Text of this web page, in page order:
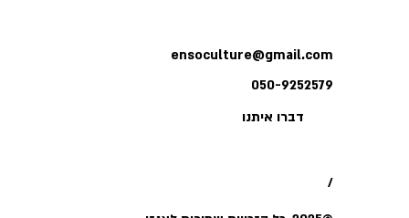
ensoculture@gmail.com
050-9252579
דברו איתנו
/